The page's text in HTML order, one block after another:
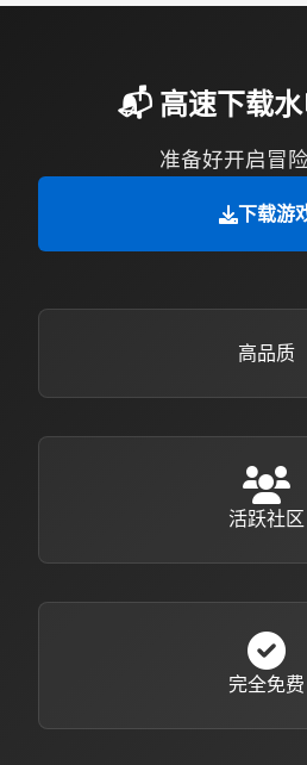
📬 高速下载
准备好开启冒险
下载游
高品质
活跃社区
完全免费